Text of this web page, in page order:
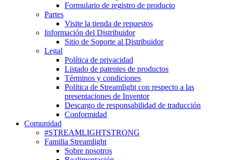
Formulario de registro de producto
Partes
Visite la tienda de repuestos
Información del Distribuidor
Sitio de Soporte al Distribuidor
Legal
Política de privacidad
Listado de patentes de productos
Términos y condiciones
Política de Streamlight con respecto a las
presentaciones de Inventor
Descargo de responsabilidad de traducción
Conformidad
Comunidad
#STREAMLIGHTSTRONG
Familia Streamlight
Sobre nosotros